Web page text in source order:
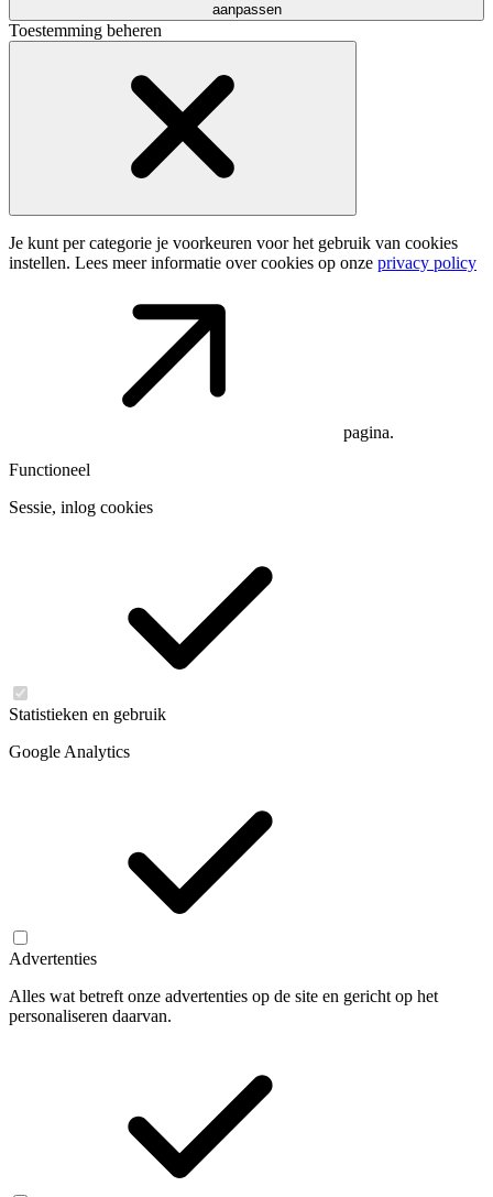
aanpassen
Toestemming beheren
Je kunt per categorie je voorkeuren voor het gebruik van cookies
instellen. Lees meer informatie over cookies op onze privacy policy
pagina.
Functioneel
Sessie, inlog cookies
Statistieken en gebruik
Google Analytics
Advertenties
Alles wat betreft onze advertenties op de site en gericht op het
personaliseren daarvan.